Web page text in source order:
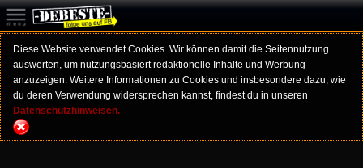
Diese Website verwendet Cookies. Wir können damit die Seitennutzung
auswerten, um nutzungsbasiert redaktionelle Inhalte und Werbung
anzuzeigen. Weitere Informationen zu Cookies und insbesondere dazu, wie
du deren Verwendung widersprechen kannst, findest du in unseren
Datenschutzhinweisen.